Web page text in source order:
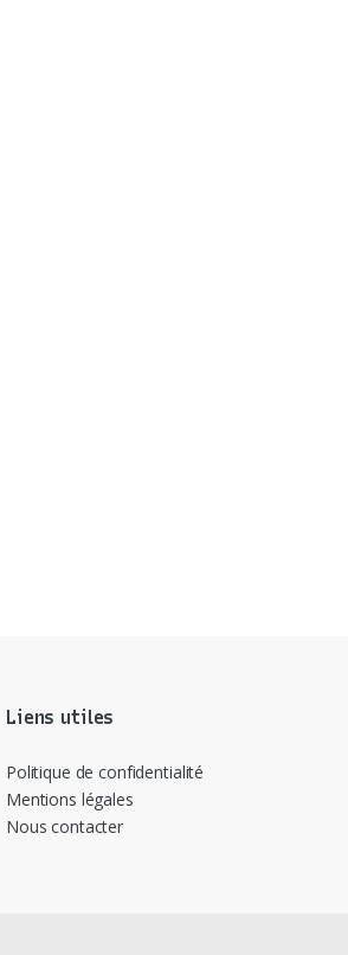
Liens utiles
Politique de confidentialité
Mentions légales
Nous contacter